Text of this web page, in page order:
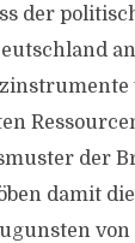
der
der
damit die
von